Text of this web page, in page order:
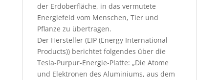
der Erdoberfläche, in das vermutete
Energiefeld vom Menschen, Tier und
Pflanze zu übertragen.
Der Hersteller (EIP (Energy International
Products)) berichtet folgendes über die
Tesla-Purpur-Energie-Platte: „Die Atome
und Elektronen des Aluminiums, aus dem